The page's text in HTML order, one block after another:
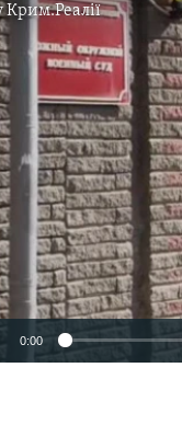
Крим.Реалії
0:00